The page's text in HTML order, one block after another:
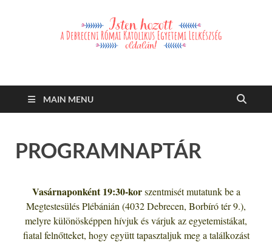
Debreceni Római
Katolikus Egyetemi
Katolikus Szent László Szakkollégium hírei, eseményei
MAIN MENU
PROGRAMNAPTÁR
Vasárnaponként 19:30-korszentmisét mutatunk be a
Megtestesülés Plébánián (4032 Debrecen, Borbíró tér 9.),
melyre különösképpen hívjuk és várjuk az egyetemistákat,
fiatal felnőtteket, hogy együtt tapasztaljuk meg a találkozást